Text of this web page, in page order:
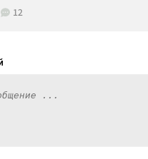
12